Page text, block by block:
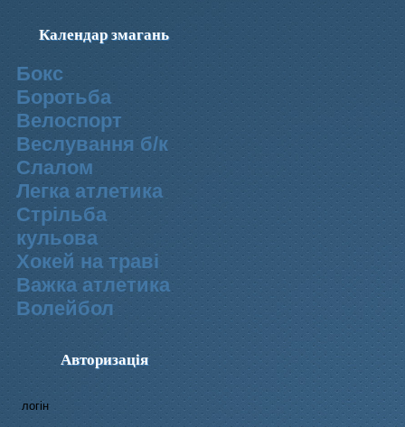
Календар змагань
Бокс
Боротьба
Велоспорт
Веслування б/к
Cлалом
Легка атлетика
Стрільба
кульова
Хокей на траві
Важка атлетика
Волейбол
Авторизація